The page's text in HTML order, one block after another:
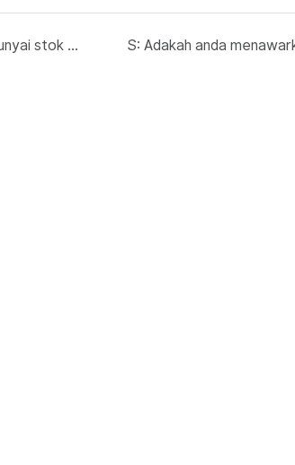
S: Adakah anda mempunyai stok untuk penghantaran segera?